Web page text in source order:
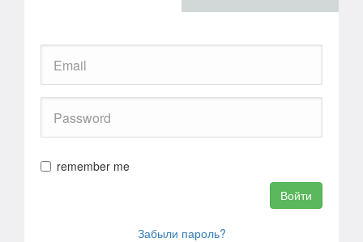
remember me
Забыли пароль?